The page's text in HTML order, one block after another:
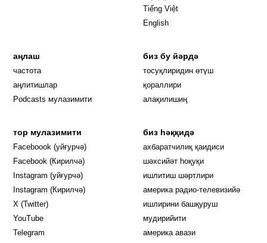
Tiếng Việt
English
аңлаш
частота
аңлитишлар
Podcasts мулазимити
биз бу йәрдә
тосуқлиридин өтүш
қораллири
алақилишиң
тор мулазимити
Faceboook (уйғурчә) Opens in new window
Facebook (Кирилчә) Opens in new window
Instagram (уйғурчә) Opens in new window
Instagram (Кирилчә) Opens in new window
X (Twitter)
YouTube
Telegram
биз һәққидә
ахбаратчилиқ қаидиси
шәхсийәт һоқуқи
ишлитиш шәртлири
америка радио-телевизийә
ишлирини башқуруш
мудирийити
америка авази